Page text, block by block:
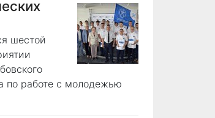
шестой
по работе с молодежью